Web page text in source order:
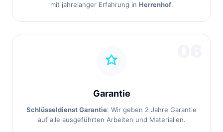
mit jahrelanger Erfahrung in Herrenhof.
Garantie
Schlüsseldienst Garantie: Wir geben 2 Jahre Garantie
auf alle ausgeführten Arbeiten und Materialien.